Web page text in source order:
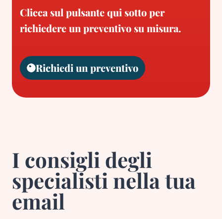
Clicca sul pulsante qui sotto per
richiedere un preventivo su misura.
Richiedi un preventivo
I consigli degli
specialisti nella tua
email